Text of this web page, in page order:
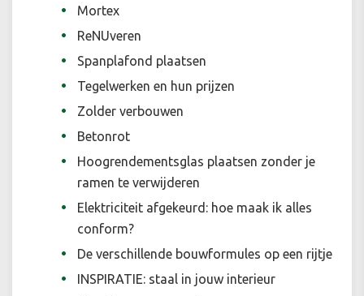
Mortex
ReNUveren
Spanplafond plaatsen
Tegelwerken en hun prijzen
Zolder verbouwen
Betonrot
Hoogrendementsglas plaatsen zonder je
ramen te verwijderen
Elektriciteit afgekeurd: hoe maak ik alles
conform?
De verschillende bouwformules op een rijtje
INSPIRATIE: staal in jouw interieur